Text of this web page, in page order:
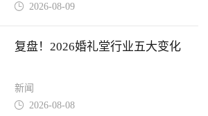
 2026-08-09
复盘！2026婚礼堂行业五大变化
新闻
 2026-08-08